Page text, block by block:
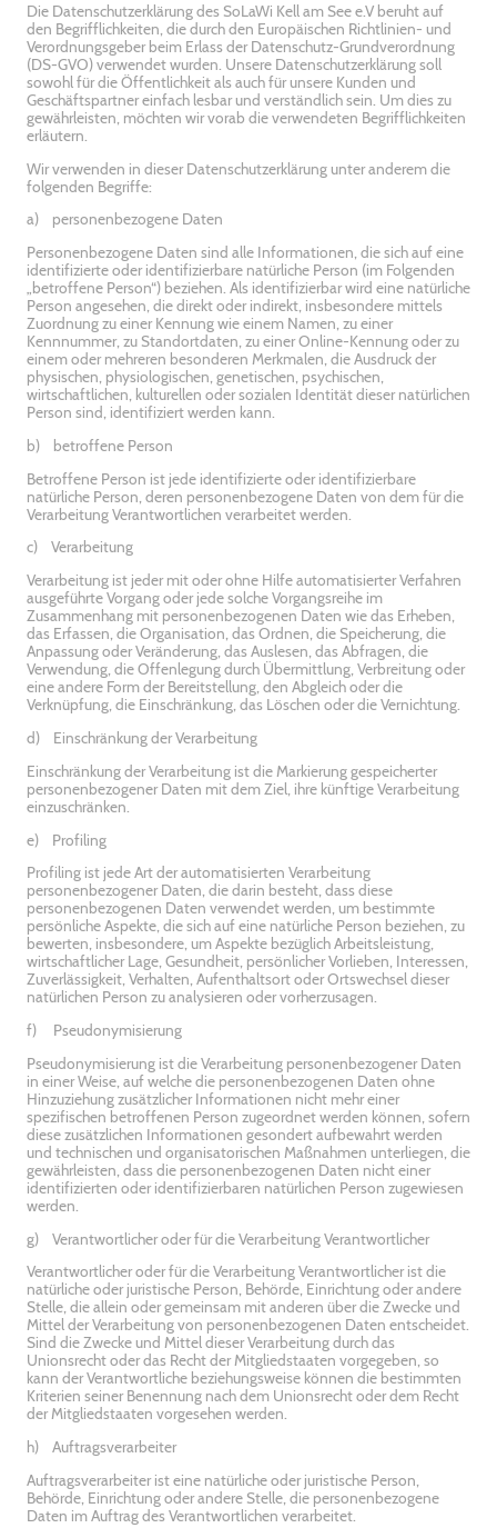
Die Datenschutzerklärung des SoLaWi Kell am See e.V beruht auf
den Begrifflichkeiten, die durch den Europäischen Richtlinien- und
Verordnungsgeber beim Erlass der Datenschutz-Grundverordnung
(DS-GVO) verwendet wurden. Unsere Datenschutzerklärung soll
sowohl für die Öffentlichkeit als auch für unsere Kunden und
Geschäftspartner einfach lesbar und verständlich sein. Um dies zu
gewährleisten, möchten wir vorab die verwendeten Begrifflichkeiten
erläutern.
Wir verwenden in dieser Datenschutzerklärung unter anderem die
folgenden Begriffe:
a) personenbezogene Daten
Personenbezogene Daten sind alle Informationen, die sich auf eine
identifizierte oder identifizierbare natürliche Person (im Folgenden
„betroffene Person“) beziehen. Als identifizierbar wird eine natürliche
Person angesehen, die direkt oder indirekt, insbesondere mittels
Zuordnung zu einer Kennung wie einem Namen, zu einer
Kennnummer, zu Standortdaten, zu einer Online-Kennung oder zu
einem oder mehreren besonderen Merkmalen, die Ausdruck der
physischen, physiologischen, genetischen, psychischen,
wirtschaftlichen, kulturellen oder sozialen Identität dieser natürlichen
Person sind, identifiziert werden kann.
b) betroffene Person
Betroffene Person ist jede identifizierte oder identifizierbare
natürliche Person, deren personenbezogene Daten von dem für die
Verarbeitung Verantwortlichen verarbeitet werden.
c) Verarbeitung
Verarbeitung ist jeder mit oder ohne Hilfe automatisierter Verfahren
ausgeführte Vorgang oder jede solche Vorgangsreihe im
Zusammenhang mit personenbezogenen Daten wie das Erheben,
das Erfassen, die Organisation, das Ordnen, die Speicherung, die
Anpassung oder Veränderung, das Auslesen, das Abfragen, die
Verwendung, die Offenlegung durch Übermittlung, Verbreitung oder
eine andere Form der Bereitstellung, den Abgleich oder die
Verknüpfung, die Einschränkung, das Löschen oder die Vernichtung.
d) Einschränkung der Verarbeitung
Einschränkung der Verarbeitung ist die Markierung gespeicherter
personenbezogener Daten mit dem Ziel, ihre künftige Verarbeitung
einzuschränken.
e) Profiling
Profiling ist jede Art der automatisierten Verarbeitung
personenbezogener Daten, die darin besteht, dass diese
personenbezogenen Daten verwendet werden, um bestimmte
persönliche Aspekte, die sich auf eine natürliche Person beziehen, zu
bewerten, insbesondere, um Aspekte bezüglich Arbeitsleistung,
wirtschaftlicher Lage, Gesundheit, persönlicher Vorlieben, Interessen,
Zuverlässigkeit, Verhalten, Aufenthaltsort oder Ortswechsel dieser
natürlichen Person zu analysieren oder vorherzusagen.
f) Pseudonymisierung
Pseudonymisierung ist die Verarbeitung personenbezogener Daten
in einer Weise, auf welche die personenbezogenen Daten ohne
Hinzuziehung zusätzlicher Informationen nicht mehr einer
spezifischen betroffenen Person zugeordnet werden können, sofern
diese zusätzlichen Informationen gesondert aufbewahrt werden
und technischen und organisatorischen Maßnahmen unterliegen, die
gewährleisten, dass die personenbezogenen Daten nicht einer
identifizierten oder identifizierbaren natürlichen Person zugewiesen
werden.
g) Verantwortlicher oder für die Verarbeitung Verantwortlicher
Verantwortlicher oder für die Verarbeitung Verantwortlicher ist die
natürliche oder juristische Person, Behörde, Einrichtung oder andere
Stelle, die allein oder gemeinsam mit anderen über die Zwecke und
Mittel der Verarbeitung von personenbezogenen Daten entscheidet.
Sind die Zwecke und Mittel dieser Verarbeitung durch das
Unionsrecht oder das Recht der Mitgliedstaaten vorgegeben, so
kann der Verantwortliche beziehungsweise können die bestimmten
Kriterien seiner Benennung nach dem Unionsrecht oder dem Recht
der Mitgliedstaaten vorgesehen werden.
h) Auftragsverarbeiter
Auftragsverarbeiter ist eine natürliche oder juristische Person,
Behörde, Einrichtung oder andere Stelle, die personenbezogene
Daten im Auftrag des Verantwortlichen verarbeitet.